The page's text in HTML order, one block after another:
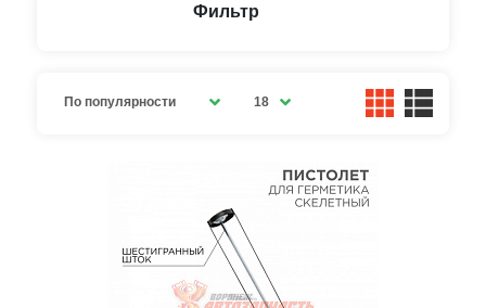
Фильтр
По популярности 18